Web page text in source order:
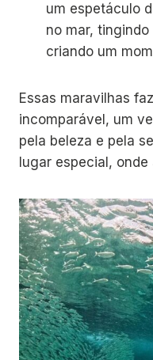
um espetáculo
no mar,
criando um
Essas maravilhas
incomparável, um
pela beleza e pela
lugar especial,